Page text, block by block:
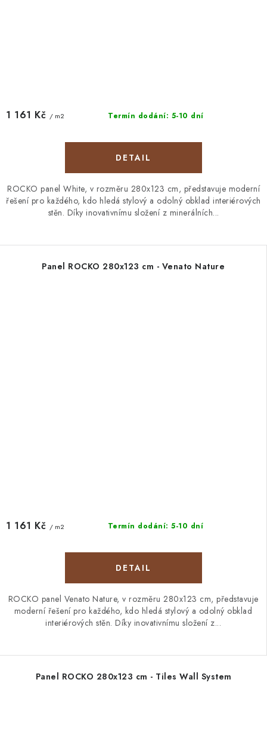
Termín dodání: 5-10 dní
1 161 Kč / m2
ROCKO panel White, v rozměru 280x123 cm, představuje moderní
řešení pro každého, kdo hledá stylový a odolný obklad interiérových
stěn. Díky inovativnímu složení z minerálních...
Panel ROCKO 280x123 cm - Venato Nature
Termín dodání: 5-10 dní
1 161 Kč / m2
ROCKO panel Venato Nature, v rozměru 280x123 cm, představuje
moderní řešení pro každého, kdo hledá stylový a odolný obklad
interiérových stěn. Díky inovativnímu složení z...
Panel ROCKO 280x123 cm - Tiles Wall System